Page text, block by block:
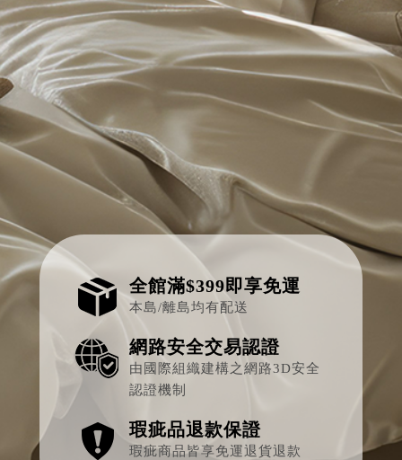
法蘭絨四件式床包被套組-鹿途
全館滿$399即享免運
本島/離島均有配送
網路安全交易認證
由國際組織建構之網路3D安全
認證機制
瑕疵品退款保證
瑕疵商品皆享免運退貨退款